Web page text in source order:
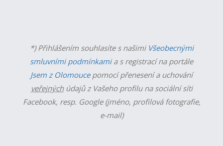
*) Přihlášením souhlasíte s našimi Všeobecnými
smluvními podmínkamia s registrací na portále
Jsem z Olomoucepomocí přenesení a uchování
veřejnýchúdajů z Vašeho profilu na sociální síti
Facebook, resp. Google (jméno, profilová fotografie,
e-mail)